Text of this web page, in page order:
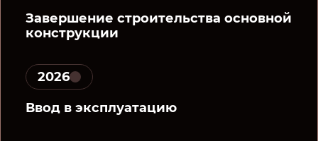
Завершение строительства основной
конструкции
2026
Ввод в эксплуатацию